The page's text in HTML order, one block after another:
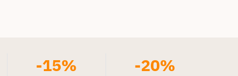
-15% -20%